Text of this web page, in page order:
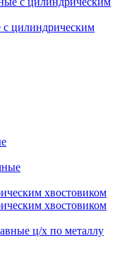
с цилиндрическим
хвостовиком
хвостовиком
ц/х по металлу